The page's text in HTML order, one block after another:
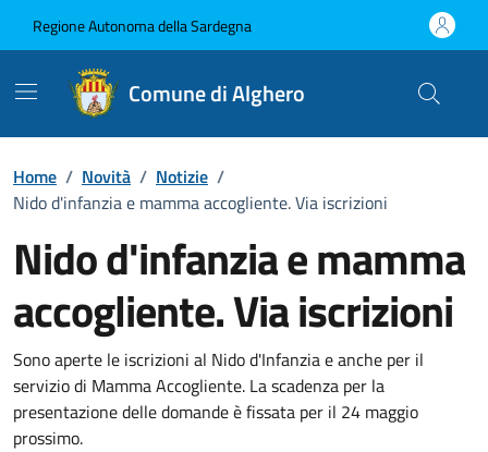
Regione Autonoma della Sardegna
Comune di Alghero
Home / Novità / Notizie /
Nido d'infanzia e mamma accogliente. Via iscrizioni
Nido d'infanzia e mamma
accogliente. Via iscrizioni
Dettagli della notizia
Sono aperte le iscrizioni al Nido d'Infanzia e anche per il
servizio di Mamma Accogliente. La scadenza per la
presentazione delle domande è fissata per il 24 maggio
prossimo.